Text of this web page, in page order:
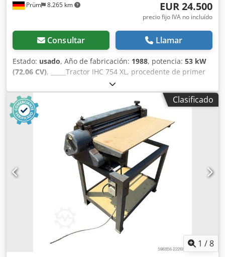
Prüm 8.265 km EUR 24.500
precio fijo IVA no incluído
Consultar Llamar
Estado: usado, Año de fabricación: 1988, potencia: 53 kW
(72,06 CV), _____Tractor IHC 754 XL, procedente de primer
propietario, en óptimas condiciones. Horas de
funcionamiento: aproximadamente 8600. Año de
fabricación: 1988. Elevador delantero. Toma de fuerza
delantera. Transmisión de 30 km/h. Precio: 24.500,00
euros, sin IVA. Ubicación: null. Djdezdmutepfx Acijkr
Clasificado
1 /8